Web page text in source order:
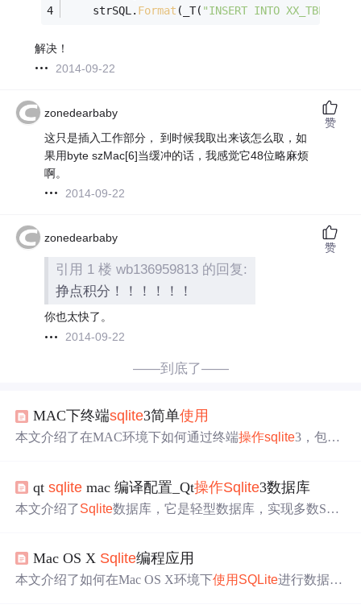
	strSQL.
Format (_T( "INSERT INTO
解决！
2014-09-22
zonedearbaby
这只是插入工作部分， 到时候我取出来该怎么取，如
果用byte szMac[6]当缓冲的话，我感觉它48位略麻烦
啊。
2014-09-22
赞
zonedearbaby
引用 1 楼 wb136959813 的回复:
挣点积分！！！！！！
你也太快了。
2014-09-22
赞
——到底了——
MAC下终端sqlite3简单使用
本文介绍了在MAC环境下如何通过终端操作sqlite3，包括
qtsqlite mac 编译配置_Qt操作Sqlite3数据库
本文介绍了Sqlite数据库，它是轻型数据库，实现多数SQL
数据库等。此外，讲解了使用QT对
连接数据库、执行语句及相关类和接口的使用。
Mac OS X Sqlite编程应用
本文介绍了如何在Mac OS X环境下使用 SQLite进行数据库